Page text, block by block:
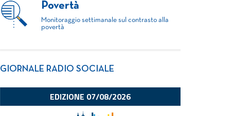
Povertà
Monitoraggio settimanale sul contrasto alla
povertà
GIORNALE RADIO SOCIALE